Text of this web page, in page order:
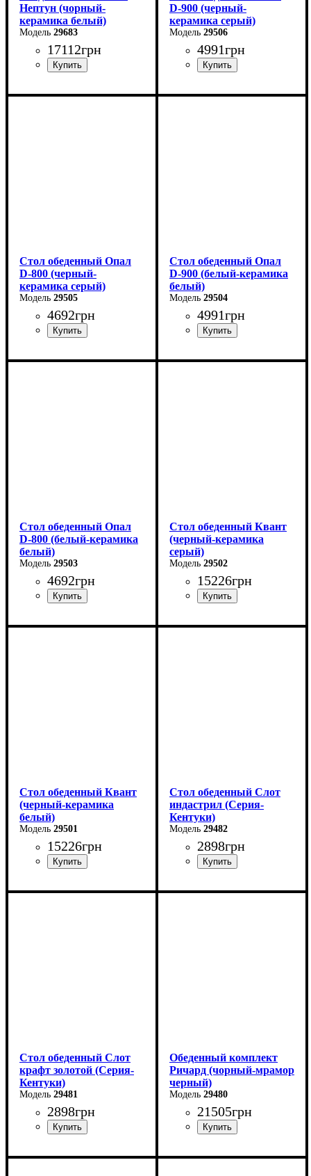
Нептун (чорный-
керамика белый)
29683
17112грн
D-900 (черный-
керамика серый)
29506
4991грн
Длина - 90 см
Стол обеденный Опал
D-800 (черный-
керамика серый)
29505
4692грн
Длина - 80 см
Стол обеденный Опал
D-900 (белый-керамика
белый)
29504
4991грн
Длина - 90 см
Стол обеденный Опал
D-800 (белый-керамика
белый)
29503
4692грн
Длина - 80 см
Стол обеденный Квант
(черный-керамика
серый)
29502
15226грн
Длина - 160 (+60) см
Стол обеденный Квант
(черный-керамика
белый)
29501
15226грн
Длина - 160 (+60) см
Стол обеденный Слот
индастрил (Серия-
Кентуки)
29482
2898грн
Ширина: 80 см
Стол обеденный Слот
крафт золотой (Серия-
Кентуки)
29481
2898грн
Ширина: 80 см
Обеденный комплект
Ричард (чорный-мрамор
черный)
29480
21505грн